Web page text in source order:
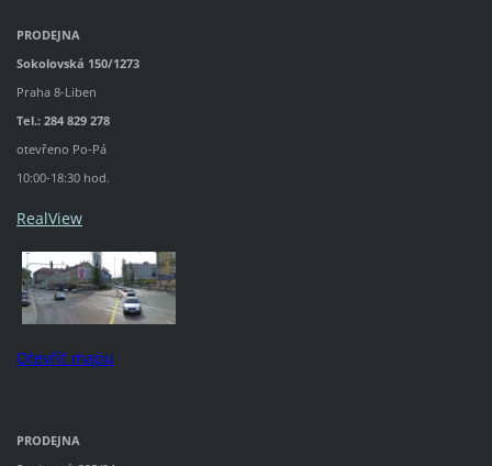
PRODEJNA
Sokolovská 150/1273
Praha 8-Liben
Tel.: 284 829 278
otevřeno Po-Pá
10:00-18:30 hod.
RealView
Otevřít mapu
PRODEJNA